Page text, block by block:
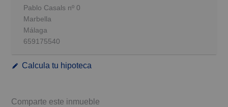
Pablo Casals nº 0
Marbella
Málaga
659175540
Calcula tu hipoteca
Comparte este inmueble